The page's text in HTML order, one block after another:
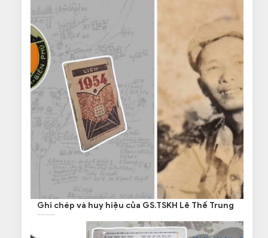
Ghi chép và huy hiệu của GS.TSKH Lê Thế Trung